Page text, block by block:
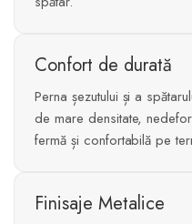
Confort de durată
Perna șezutului și a
de mare densitate,
fermă și confortabilă pe
Finisaje Metalice